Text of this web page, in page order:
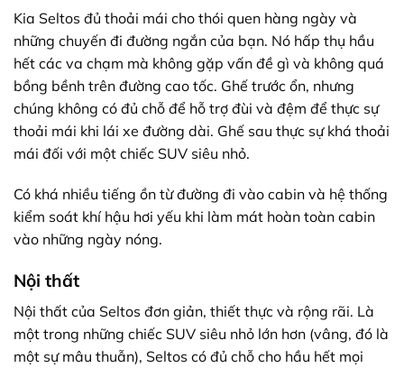
Kia Seltos đủ thoải mái cho thói quen hàng ngày và
những chuyến đi đường ngắn của bạn. Nó hấp thụ hầu
hết các va chạm mà không gặp vấn đề gì và không quá
bồng bềnh trên đường cao tốc. Ghế trước ổn, nhưng
chúng không có đủ chỗ để hỗ trợ đùi và đệm để thực sự
thoải mái khi lái xe đường dài. Ghế sau thực sự khá thoải
mái đối với một chiếc SUV siêu nhỏ.
Có khá nhiều tiếng ồn từ đường đi vào cabin và hệ thống
kiểm soát khí hậu hơi yếu khi làm mát hoàn toàn cabin
vào những ngày nóng.
Nội thất
Nội thất của Seltos đơn giản, thiết thực và rộng rãi. Là
một trong những chiếc SUV siêu nhỏ lớn hơn (vâng, đó là
một sự mâu thuẫn), Seltos có đủ chỗ cho hầu hết mọi